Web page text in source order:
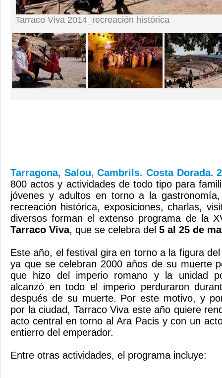
Tarraco Viva 2014_recreación histórica
Tarragona, Salou, Cambrils. Costa Dorada.
800 actos y actividades de todo tipo para
jóvenes y adultos en torno a la
recreación histórica, exposiciones, charlas,
diversos forman el extenso programa de la
Tarraco Viva, que se celebra del 5 al 25 de
Este año, el festival gira en torno a la figura
ya que se celebran 2000 años de su muerte
que hizo del imperio romano y la unidad
alcanzó en todo el imperio perduraron
después de su muerte. Por este motivo, y
por la ciudad, Tarraco Viva este año quiere
acto central en torno al Ara Pacis y con un
entierro del emperador.
Entre otras actividades, el programa incluye: